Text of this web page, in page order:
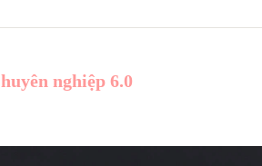
nghiệp 6.0